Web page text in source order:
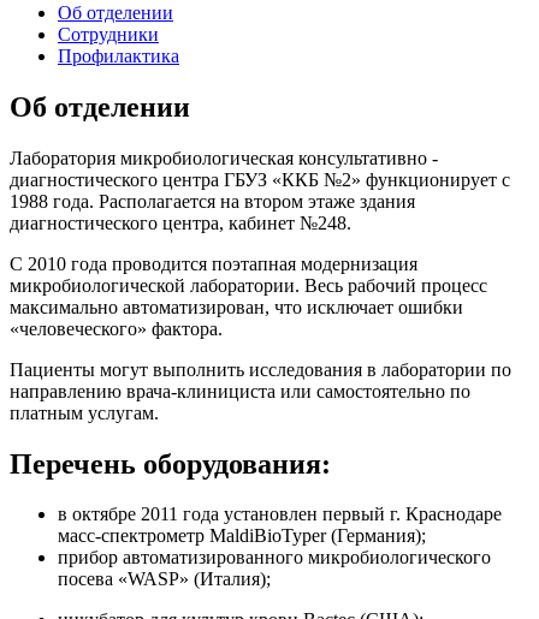
Об отделении
Сотрудники
Профилактика
Об отделении
Лаборатория микробиологическая консультативно -
диагностического центра ГБУЗ «ККБ №2» функционирует с
1988 года. Располагается на втором этаже здания
диагностического центра, кабинет №248.
С 2010 года проводится поэтапная модернизация
микробиологической лаборатории. Весь рабочий процесс
максимально автоматизирован, что исключает ошибки
«человеческого» фактора.
Пациенты могут выполнить исследования в лаборатории по
направлению врача-клинициста или самостоятельно по
платным услугам.
Перечень оборудования:
в октябре 2011 года установлен первый г. Краснодаре
масс-спектрометр MaldiBioTyper (Германия);
прибор автоматизированного микробиологического
посева «WASP» (Италия);